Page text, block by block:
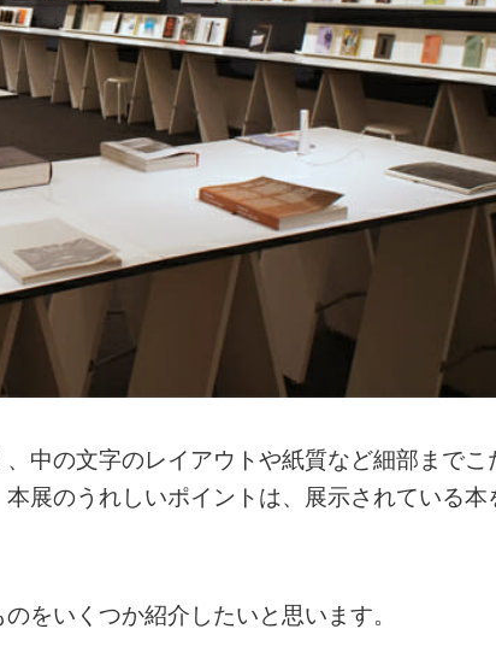
中の文字のレイアウトや紙質など細部までこ
展のうれしいポイントは、展示されている本
をいくつか紹介したいと思います。